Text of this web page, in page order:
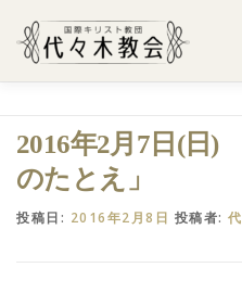
2016年2月7日(
のたとえ」
投稿日: 2016年2月8日 投稿者: